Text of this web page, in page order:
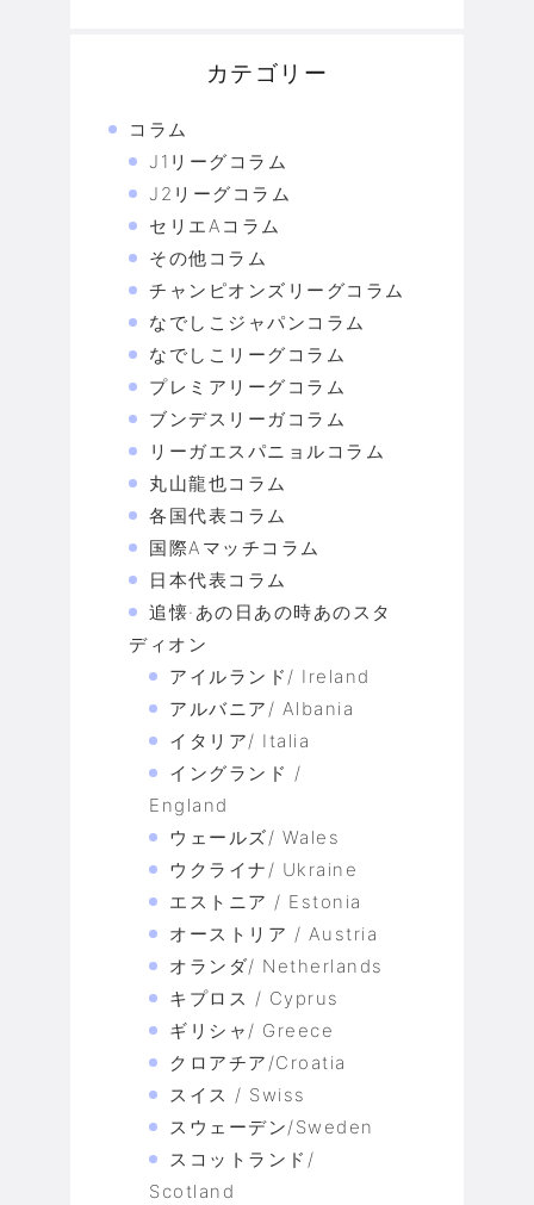
カテゴリー
コラム
J1リーグコラム
J2リーグコラム
セリエAコラム
その他コラム
チャンピオンズリーグコラム
なでしこジャパンコラム
なでしこリーグコラム
プレミアリーグコラム
ブンデスリーガコラム
リーガエスパニョルコラム
丸山龍也コラム
各国代表コラム
国際Aマッチコラム
日本代表コラム
追懐·あの日あの時あのスタ
ディオン
アイルランド/ Ireland
アルバニア/ Albania
イタリア/ Italia
イングランド /
England
ウェールズ/ Wales
ウクライナ/ Ukraine
エストニア / Estonia
オーストリア / Austria
オランダ/ Netherlands
キプロス / Cyprus
ギリシャ/ Greece
クロアチア/Croatia
スイス / Swiss
スウェーデン/Sweden
スコットランド/
Scotland